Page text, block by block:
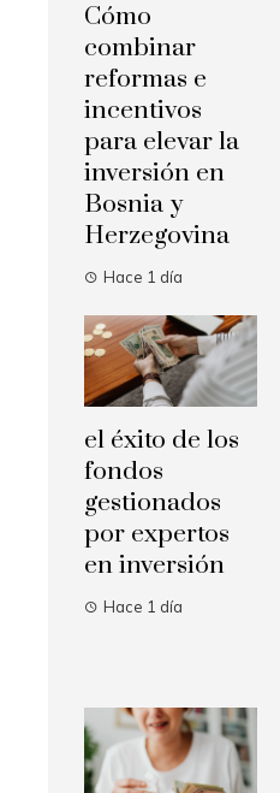
Cómo
combinar
reformas e
incentivos
para elevar la
inversión en
Bosnia y
Herzegovina
Hace 1 día
el éxito de los
fondos
gestionados
por expertos
en inversión
Hace 1 día